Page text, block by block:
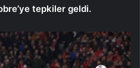
tepkiler geldi.